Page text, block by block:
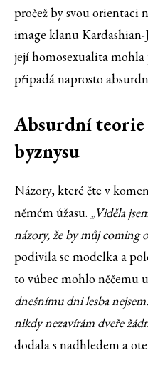
pročež by svou orientaci
image klanu Kardashian-
její homosexualita
připadá naprosto
Absurdní
byznysu
Názory, které čte v
němém úžasu. „Viděla
názory, že by můj coming
podivila se modelka a
to vůbec mohlo něčemu
dnešnímu dni lesba
nikdy nezavírám dveře
dodala s nadhledem a